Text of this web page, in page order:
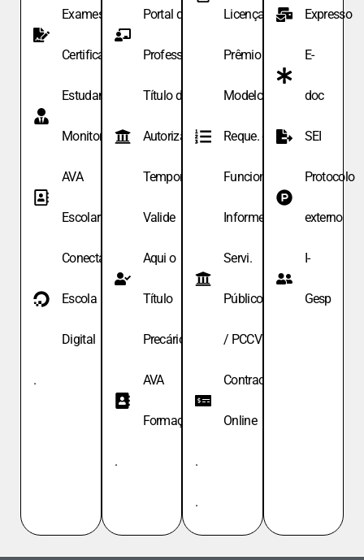
Exames de
Certificação
Estudante
Monitor
AVA
Escolar
Conecta
Escola
Digital
.
Portal do
Professor
Título de
Autoriza.
Temporária
Valide
Aqui o
Título
Precário
AVA
Formação
.
Licença
Prêmio
Modelo de
Reque. de
Funcionário
Informe
Servi.
Públicos
/ PCCV
Contracheque
Online
.
.
Expresso
E-
doc
SEI
Protocolo
externo
I-
Gesp